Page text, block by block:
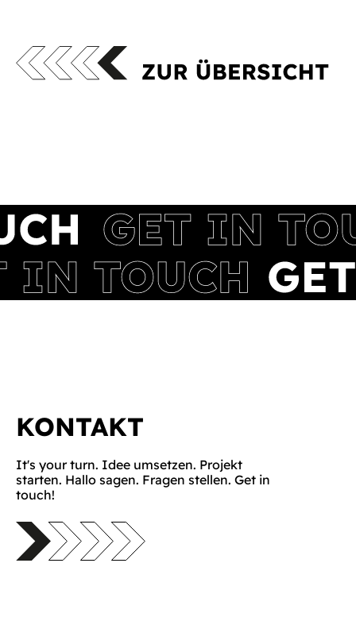
KONTAKT
It's your turn. Idee umsetzen. Projekt
starten. Hallo sagen. Fragen stellen. Get in
touch!